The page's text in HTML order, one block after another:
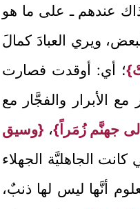
ذاك عندهم ـ على ما هو
ويري العبادَ كمالَ
؛ أي: أوقدت فصارت
الأبرار والفجَّار مع
جهنَّم زُمَراً}، {وسيق
الجاهليَّة الجهلاء
أنَّها ليس لها ذنبٌ،